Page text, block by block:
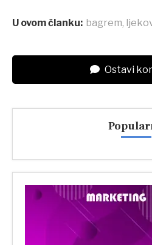
U ovom članku: bagrem,
Ostavi